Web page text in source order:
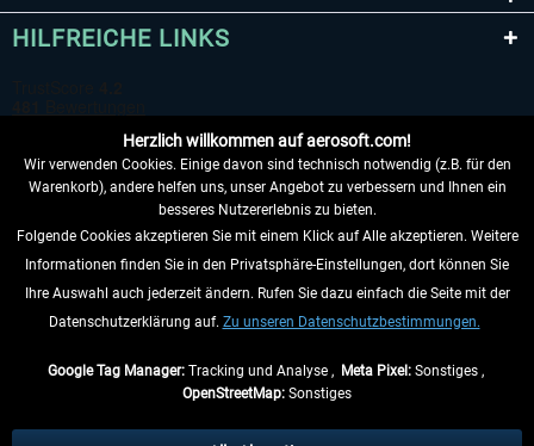
HILFREICHE LINKS
VERTRAG WIDERRUFEN
INFORMATIONEN
Herzlich willkommen auf aerosoft.com!
Wir verwenden Cookies. Einige davon sind technisch notwendig (z.B. für den
Warenkorb), andere helfen uns, unser Angebot zu verbessern und Ihnen ein
besseres Nutzererlebnis zu bieten.
Folgende Cookies akzeptieren Sie mit einem Klick auf Alle akzeptieren. Weitere
Informationen finden Sie in den Privatsphäre-Einstellungen, dort können Sie
Ihre Auswahl auch jederzeit ändern. Rufen Sie dazu einfach die Seite mit der
Datenschutzerklärung auf. Zu unseren Datenschutzbestimmungen.
Google Tag Manager:Tracking und Analyse , Meta Pixel:Sonstiges ,
OpenStreetMap: Sonstiges